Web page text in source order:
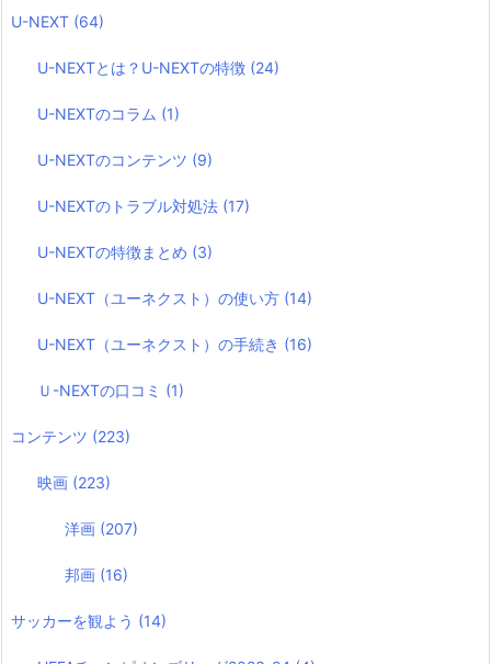
U-NEXT (64)
U-NEXTとは？U-NEXTの特徴 (24)
U-NEXTのコラム (1)
U-NEXTのコンテンツ (9)
U-NEXTのトラブル対処法 (17)
U-NEXTの特徴まとめ (3)
U-NEXT（ユーネクスト）の使い方 (14)
U-NEXT（ユーネクスト）の手続き (16)
Ｕ-NEXTの口コミ (1)
コンテンツ (223)
映画 (223)
洋画 (207)
邦画 (16)
サッカーを観よう (14)